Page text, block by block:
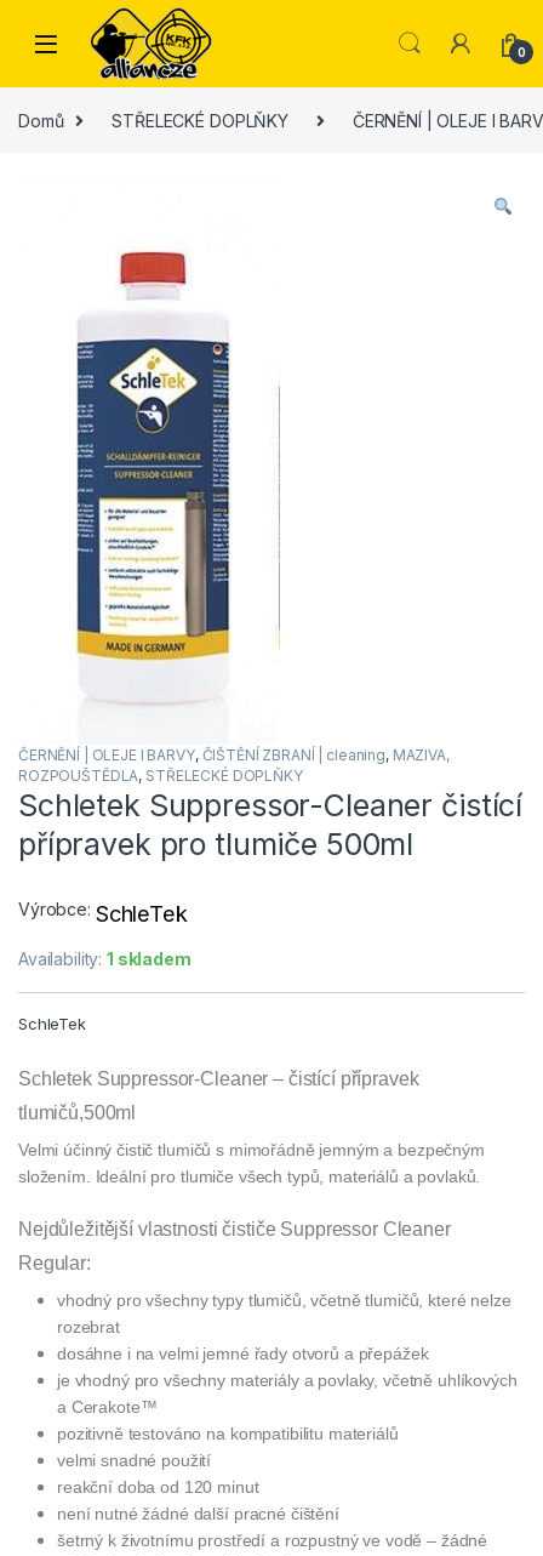
Skip to navigation
Skip to content
0
Domů STŘELECKÉ DOPLŇKY ČERNĚNÍ | OLEJE l
ČERNĚNÍ | OLEJE l BARVY, ČIŠTĚNÍ ZBRANÍ | cleaning, MAZIVA,
ROZPOUŠTĚDLA, STŘELECKÉ DOPLŇKY
Schletek Suppressor-Cleaner čistící
přípravek pro tlumiče 500ml
Výrobce: SchleTek
Availability:1 skladem
SchleTek
Schletek Suppressor-Cleaner – čistící přípravek
tlumičů,500ml
Velmi účinný čistič tlumičů s mimořádně jemným a bezpečným
složením. Ideální pro tlumiče všech typů, materiálů a povlaků.
Nejdůležitější vlastnosti čističe Suppressor Cleaner
Regular:
vhodný pro všechny typy tlumičů, včetně tlumičů, které nelze
rozebrat
dosáhne i na velmi jemné řady otvorů a přepážek
je vhodný pro všechny materiály a povlaky, včetně uhlíkových
a Cerakote™
pozitivně testováno na kompatibilitu materiálů
velmi snadné použití
reakční doba od 120 minut
není nutné žádné další pracné čištění
šetrný k životnímu prostředí a rozpustný ve vodě – žádné